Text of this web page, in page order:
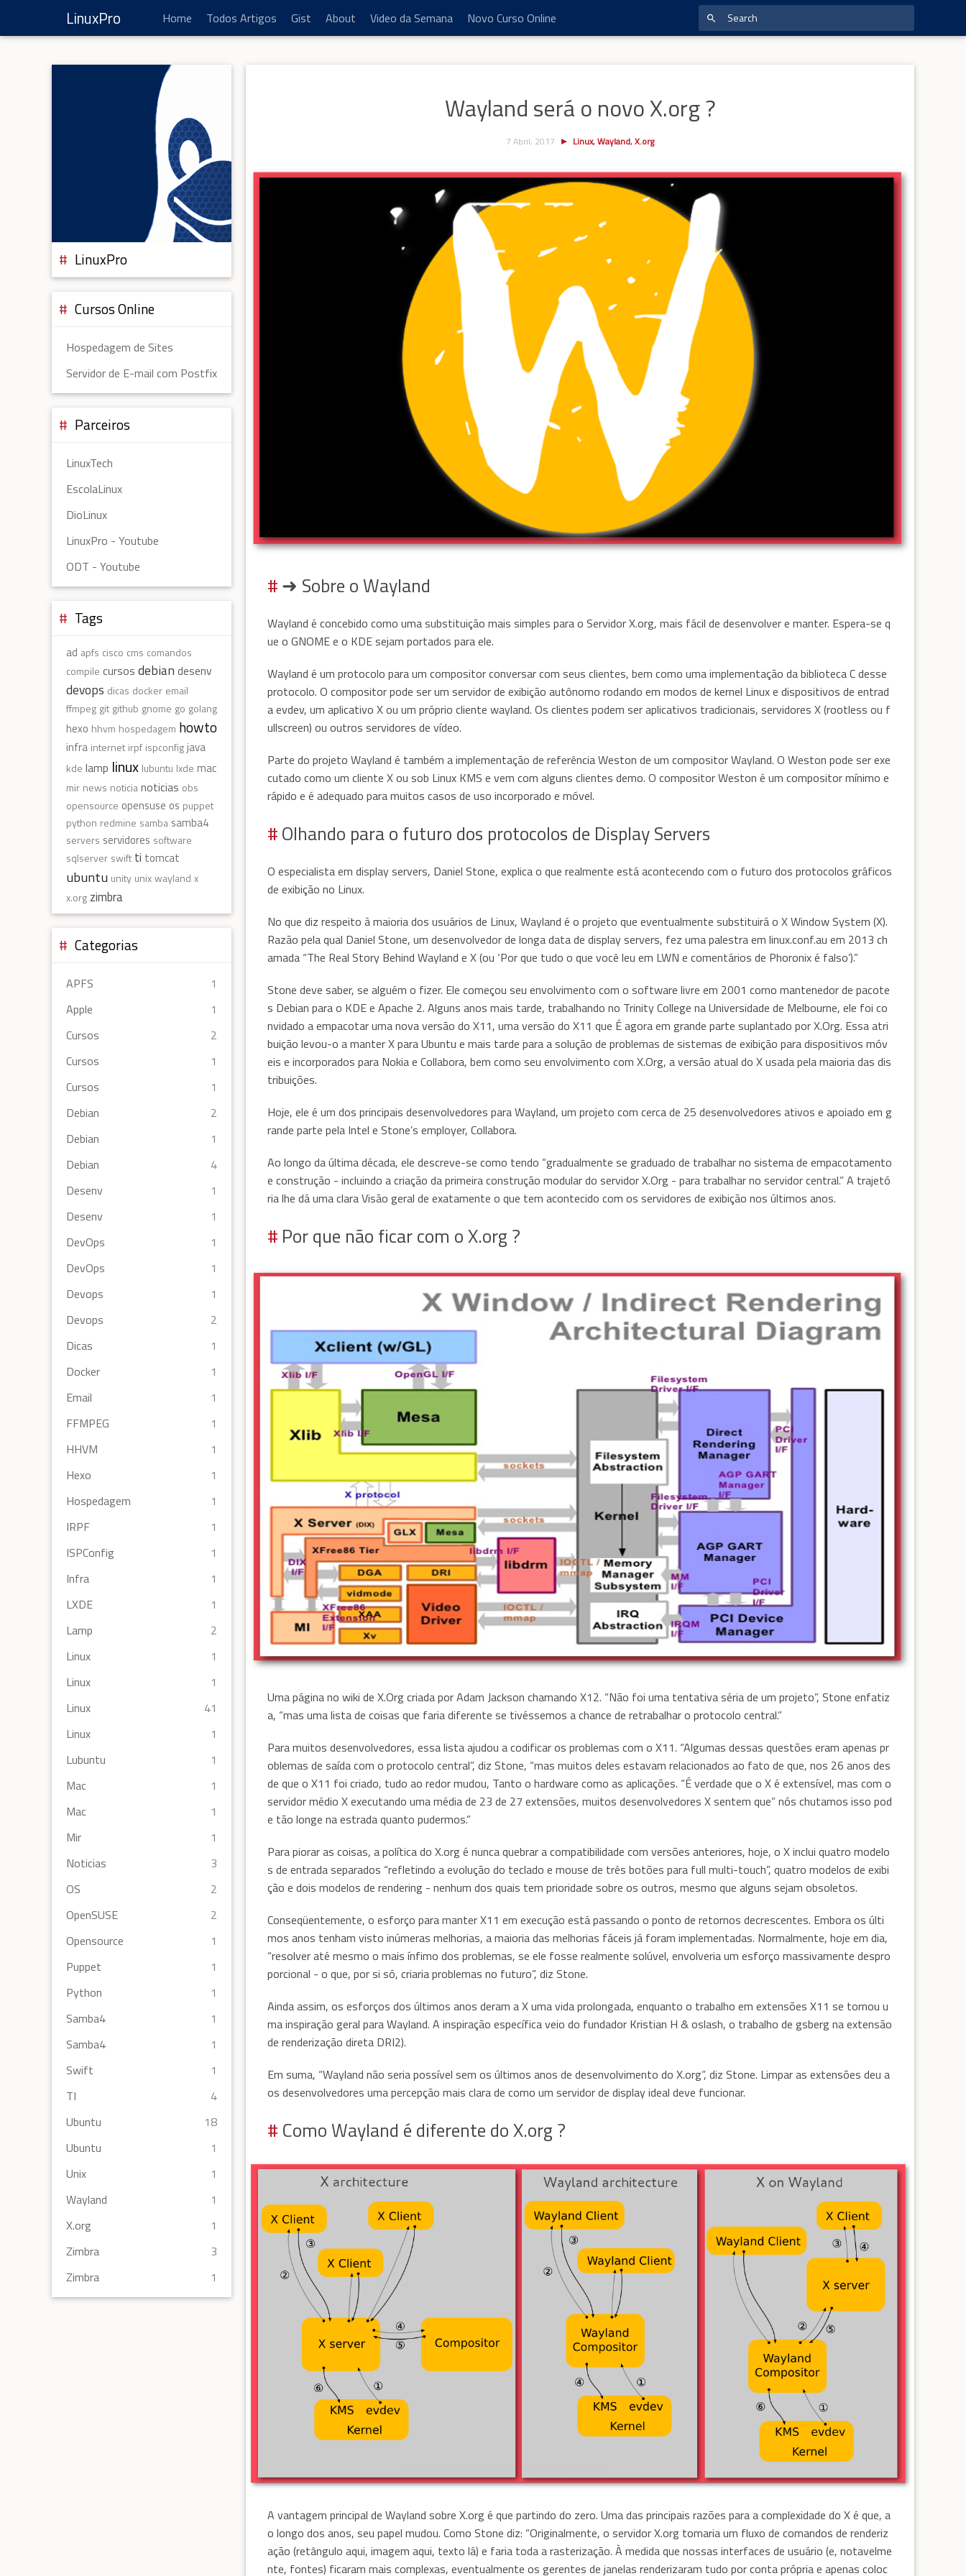
LinuxPro Home Todos Artigos Gist About Video da Semana Novo Curso Online
LinuxPro
Cursos Online
Hospedagem de Sites
Servidor de E-mail com Postfix
Parceiros
LinuxTech
EscolaLinux
DioLinux
LinuxPro - Youtube
ODT - Youtube
Tags
ad apfs cisco cms comandos
compile cursos debian desenv
devops dicas docker email
ffmpeg git github gnome go golang
hexo hhvm hospedagem howto
infra internet irpf ispconfigjava
kde lamp linux lubuntu lxde mac
mir news noticianoticias obs
opensource opensuse os puppet
python redmine samba samba4
servers servidores software
sqlserver swift ti tomcat
ubuntu unity unixwayland x
x.org zimbra
Categorias
APFS
1
Apple
1
Cursos
2
Cursos
1
Cursos
1
Debian
2
Debian
1
Debian
4
Desenv
1
Desenv
1
DevOps
1
DevOps
1
Devops
1
Devops
2
Dicas
1
Docker
1
Email
1
FFMPEG
1
HHVM
1
Hexo
1
Hospedagem
1
IRPF
1
ISPConfig
1
Infra
1
LXDE
1
Lamp
2
Linux
1
Linux
1
Linux
41
Linux
1
Lubuntu
1
Mac
1
Mac
1
Mir
1
Noticias
3
OS
2
OpenSUSE
2
Opensource
1
Puppet
1
Python
1
Samba4
1
Samba4
1
Swift
1
TI
4
Ubuntu
18
Ubuntu
1
Unix
1
Wayland
1
X.org
1
Zimbra
3
Zimbra
1
Wayland será o novo X.org ?
7 Abril, 2017 Linux, Wayland, X.org
➜ Sobre o Wayland
Wayland é concebido como uma substituição mais simples para o Servidor X.org, mais fácil de desenvolver e manter. Espera-se q
ue o GNOME e o KDE sejam portados para ele.
Wayland é um protocolo para um compositor conversar com seus clientes, bem como uma implementação da biblioteca C desse
protocolo. O compositor pode ser um servidor de exibição autônomo rodando em modos de kernel Linux e dispositivos de entrad
a evdev, um aplicativo X ou um próprio cliente wayland. Os clientes podem ser aplicativos tradicionais, servidores X (rootless ou f
ullscreen) ou outros servidores de vídeo.
Parte do projeto Wayland é também a implementação de referência Weston de um compositor Wayland. O Weston pode ser exe
cutado como um cliente X ou sob Linux KMS e vem com alguns clientes demo. O compositor Weston é um compositor mínimo e
rápido e é adequado para muitos casos de uso incorporado e móvel.
Olhando para o futuro dos protocolos de Display Servers
O especialista em display servers, Daniel Stone, explica o que realmente está acontecendo com o futuro dos protocolos gráficos
de exibição no Linux.
No que diz respeito à maioria dos usuários de Linux, Wayland é o projeto que eventualmente substituirá o X Window System (X).
Razão pela qual Daniel Stone, um desenvolvedor de longa data de display servers, fez uma palestra em linux.conf.au em 2013 ch
amada “The Real Story Behind Wayland e X (ou ‘Por que tudo o que você leu em LWN e comentários de Phoronix é falso’).”
Stone deve saber, se alguém o fizer. Ele começou seu envolvimento com o software livre em 2001 como mantenedor de pacote
s Debian para o KDE e Apache 2. Alguns anos mais tarde, trabalhando no Trinity College na Universidade de Melbourne, ele foi co
nvidado a empacotar uma nova versão do X11, uma versão do X11 que É agora em grande parte suplantado por X.Org. Essa atri
buição levou-o a manter X para Ubuntu e mais tarde para a solução de problemas de sistemas de exibição para dispositivos móv
eis e incorporados para Nokia e Collabora, bem como seu envolvimento com X.Org, a versão atual do X usada pela maioria das dis
tribuições.
Hoje, ele é um dos principais desenvolvedores para Wayland, um projeto com cerca de 25 desenvolvedores ativos e apoiado em g
rande parte pela Intel e Stone’s employer, Collabora.
Ao longo da última década, ele descreve-se como tendo “gradualmente se graduado de trabalhar no sistema de empacotamento
e construção - incluindo a criação da primeira construção modular do servidor X.Org - para trabalhar no servidor central.” A trajetó
ria lhe dá uma clara Visão geral de exatamente o que tem acontecido com os servidores de exibição nos últimos anos.
Por que não ficar com o X.org ?
Uma página no wiki de X.Org criada por Adam Jackson chamando X12. “Não foi uma tentativa séria de um projeto”, Stone enfatiz
a, “mas uma lista de coisas que faria diferente se tivéssemos a chance de retrabalhar o protocolo central.”
Para muitos desenvolvedores, essa lista ajudou a codificar os problemas com o X11. “Algumas dessas questões eram apenas pr
oblemas de saída com o protocolo central”, diz Stone, “mas muitos deles estavam relacionados ao fato de que, nos 26 anos des
de que o X11 foi criado, tudo ao redor mudou, Tanto o hardware como as aplicações. “É verdade que o X é extensível, mas com o
servidor médio X executando uma média de 23 de 27 extensões, muitos desenvolvedores X sentem que” nós chutamos isso pod
e tão longe na estrada quanto pudermos.”
Para piorar as coisas, a política do X.org é nunca quebrar a compatibilidade com versões anteriores, hoje, o X inclui quatro modelo
s de entrada separados “refletindo a evolução do teclado e mouse de três botões para full multi-touch”, quatro modelos de exibi
ção e dois modelos de rendering - nenhum dos quais tem prioridade sobre os outros, mesmo que alguns sejam obsoletos.
Conseqüentemente, o esforço para manter X11 em execução está passando o ponto de retornos decrescentes. Embora os últi
mos anos tenham visto inúmeras melhorias, a maioria das melhorias fáceis já foram implementadas. Normalmente, hoje em dia,
“resolver até mesmo o mais ínfimo dos problemas, se ele fosse realmente solúvel, envolveria um esforço massivamente despro
porcional - o que, por si só, criaria problemas no futuro”, diz Stone.
Ainda assim, os esforços dos últimos anos deram a X uma vida prolongada, enquanto o trabalho em extensões X11 se tornou u
ma inspiração geral para Wayland. A inspiração específica veio do fundador Kristian H & oslash, o trabalho de gsberg na extensão
de renderização direta DRI2).
Em suma, “Wayland não seria possível sem os últimos anos de desenvolvimento do X.org”, diz Stone. Limpar as extensões deu a
os desenvolvedores uma percepção mais clara de como um servidor de display ideal deve funcionar.
Como Wayland é diferente do X.org ?
A vantagem principal de Wayland sobre X.org é que partindo do zero. Uma das principais razões para a complexidade do X é que, a
o longo dos anos, seu papel mudou. Como Stone diz: “Originalmente, o servidor X.org tomaria um fluxo de comandos de renderiz
ação (retângulo aqui, imagem aqui, texto lá) e faria toda a rasterização. À medida que nossas interfaces de usuário (e, notavelme
nte, fontes) ficaram mais complexas, eventualmente os gerentes de janelas renderizaram tudo por conta própria e apenas coloc